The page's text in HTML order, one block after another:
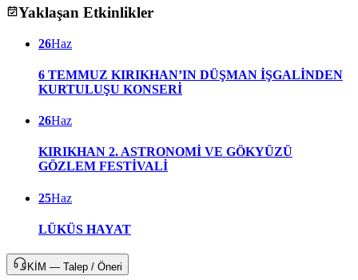
Yaklaşan Etkinlikler
26Haz
6 TEMMUZ KIRIKHAN’IN DÜŞMAN İŞGALİNDEN
KURTULUŞU KONSERİ
26Haz
KIRIKHAN 2. ASTRONOMİ VE GÖKYÜZÜ
GÖZLEM FESTİVALİ
25Haz
LÜKÜS HAYAT
KİM — Talep / Öneri